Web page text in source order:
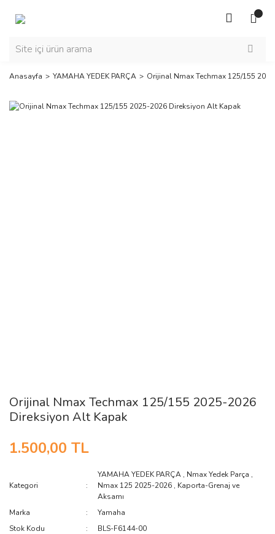
Anasayfa YAMAHA YEDEK PARÇA Orijinal Nmax Techmax 125/155
Orijinal Nmax Techmax 125/155 2025-2026
Direksiyon Alt Kapak
1.500,00 TL
Kategori
YAMAHA YEDEK PARÇA , Nmax Yedek Parça ,
Nmax 125 2025-2026 , Kaporta-Grenaj ve
Aksamı
Marka
Yamaha
Stok Kodu
BLS-F6144-00